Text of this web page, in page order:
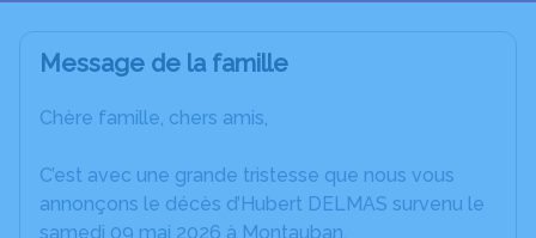
Message de la famille
Chère famille, chers amis,
C’est avec une grande tristesse que nous vous
annonçons le décès d’Hubert DELMAS survenu le
samedi 09 mai 2026 à Montauban.